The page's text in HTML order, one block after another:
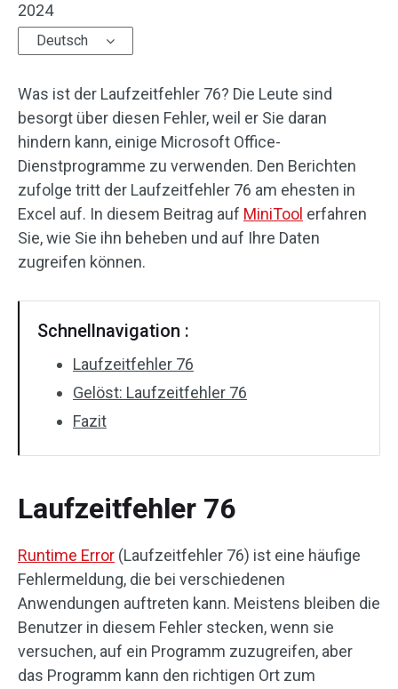
2024
Deutsch
Was ist der Laufzeitfehler 76? Die Leute sind
besorgt über diesen Fehler, weil er Sie daran
hindern kann, einige Microsoft Office-
Dienstprogramme zu verwenden. Den Berichten
zufolge tritt der Laufzeitfehler 76 am ehesten in
Excel auf. In diesem Beitrag auf MiniTool erfahren
Sie, wie Sie ihn beheben und auf Ihre Daten
zugreifen können.
Schnellnavigation :
Laufzeitfehler 76
Gelöst: Laufzeitfehler 76
Fazit
Laufzeitfehler 76
Runtime Error (Laufzeitfehler 76) ist eine häufige
Fehlermeldung, die bei verschiedenen
Anwendungen auftreten kann. Meistens bleiben die
Benutzer in diesem Fehler stecken, wenn sie
versuchen, auf ein Programm zuzugreifen, aber
das Programm kann den richtigen Ort zum